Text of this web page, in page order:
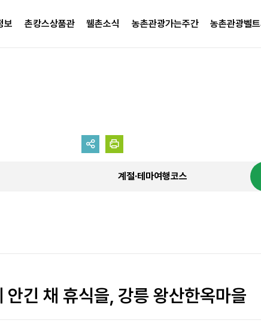
보 촌캉스상품관 웰촌소식 농촌관광가는주간 농촌관광벨
계절·테마여행코스
안긴 채 휴식을, 강릉 왕산한옥마을